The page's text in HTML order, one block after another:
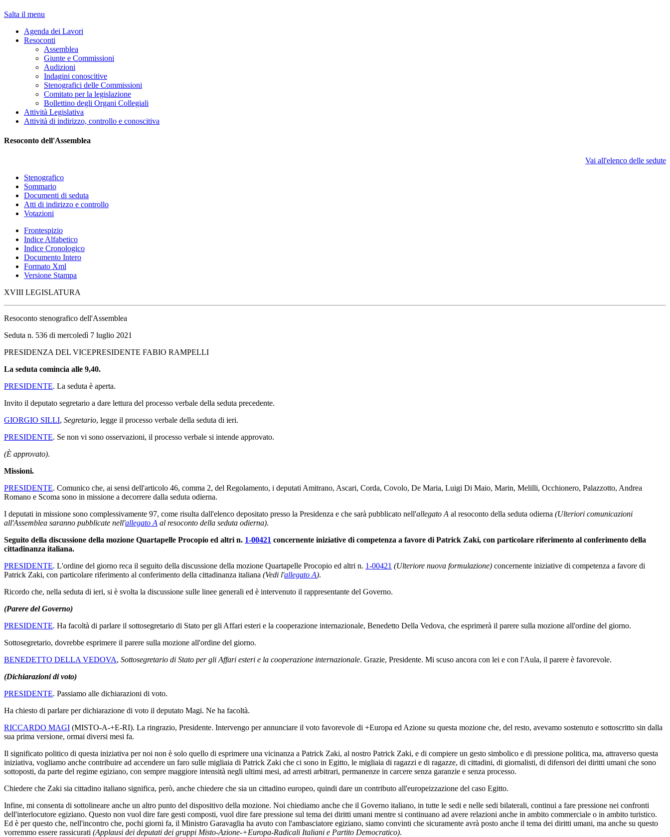
Salta il menu
Agenda dei Lavori
Resoconti
Assemblea
Giunte e Commissioni
Audizioni
Indagini conoscitive
Stenografici delle Commissioni
Comitato per la legislazione
Bollettino degli Organi Collegiali
Attività Legislativa
Attività di indirizzo, controllo e conoscitiva
Resoconto dell'Assemblea
Vai all'elenco delle sedute
Stenografico
Sommario
Documenti di seduta
Atti di indirizzo e controllo
Votazioni
Frontespizio
Indice Alfabetico
Indice Cronologico
Documento Intero
Formato Xml
Versione Stampa
XVIII LEGISLATURA
Resoconto stenografico dell'Assemblea
Seduta n. 536 di mercoledì 7 luglio 2021
PRESIDENZA DEL VICEPRESIDENTE FABIO RAMPELLI
La seduta comincia alle 9,40.
PRESIDENTE. La seduta è aperta.
Invito il deputato segretario a dare lettura del processo verbale della seduta precedente.
GIORGIO SILLI, Segretario, legge il processo verbale della seduta di ieri.
PRESIDENTE. Se non vi sono osservazioni, il processo verbale si intende approvato.
(È approvato).
Missioni.
PRESIDENTE. Comunico che, ai sensi dell'articolo 46, comma 2, del Regolamento, i deputati Amitrano, Ascari, Corda, Covolo, De Maria, Luigi Di Maio, Marin, Melilli, Occhionero, Palazzotto, Andrea
Romano e Scoma sono in missione a decorrere dalla seduta odierna.
I deputati in missione sono complessivamente 97, come risulta dall'elenco depositato presso la Presidenza e che sarà pubblicato nell'allegato A al resoconto della seduta odierna (Ulteriori comunicazioni
all'Assemblea saranno pubblicate nell'allegato A al resoconto della seduta odierna).
Seguito della discussione della mozione Quartapelle Procopio ed altri n. 1-00421 concernente iniziative di competenza a favore di Patrick Zaki, con particolare riferimento al conferimento della
cittadinanza italiana.
PRESIDENTE. L'ordine del giorno reca il seguito della discussione della mozione Quartapelle Procopio ed altri n. 1-00421 (Ulteriore nuova formulazione) concernente iniziative di competenza a favore di
Patrick Zaki, con particolare riferimento al conferimento della cittadinanza italiana (Vedi l'allegato A).
Ricordo che, nella seduta di ieri, si è svolta la discussione sulle linee generali ed è intervenuto il rappresentante del Governo.
(Parere del Governo)
PRESIDENTE. Ha facoltà di parlare il sottosegretario di Stato per gli Affari esteri e la cooperazione internazionale, Benedetto Della Vedova, che esprimerà il parere sulla mozione all'ordine del giorno.
Sottosegretario, dovrebbe esprimere il parere sulla mozione all'ordine del giorno.
BENEDETTO DELLA VEDOVA, Sottosegretario di Stato per gli Affari esteri e la cooperazione internazionale. Grazie, Presidente. Mi scuso ancora con lei e con l'Aula, il parere è favorevole.
(Dichiarazioni di voto)
PRESIDENTE. Passiamo alle dichiarazioni di voto.
Ha chiesto di parlare per dichiarazione di voto il deputato Magi. Ne ha facoltà.
RICCARDO MAGI (MISTO-A-+E-RI). La ringrazio, Presidente. Intervengo per annunciare il voto favorevole di +Europa ed Azione su questa mozione che, del resto, avevamo sostenuto e sottoscritto sin dalla
sua prima versione, ormai diversi mesi fa.
Il significato politico di questa iniziativa per noi non è solo quello di esprimere una vicinanza a Patrick Zaki, al nostro Patrick Zaki, e di compiere un gesto simbolico e di pressione politica, ma, attraverso questa
iniziativa, vogliamo anche contribuire ad accendere un faro sulle migliaia di Patrick Zaki che ci sono in Egitto, le migliaia di ragazzi e di ragazze, di cittadini, di giornalisti, di difensori dei diritti umani che sono
sottoposti, da parte del regime egiziano, con sempre maggiore intensità negli ultimi mesi, ad arresti arbitrari, permanenze in carcere senza garanzie e senza processo.
Chiedere che Zaki sia cittadino italiano significa, però, anche chiedere che sia un cittadino europeo, quindi dare un contributo all'europeizzazione del caso Egitto.
Infine, mi consenta di sottolineare anche un altro punto del dispositivo della mozione. Noi chiediamo anche che il Governo italiano, in tutte le sedi e nelle sedi bilaterali, continui a fare pressione nei confronti
dell'interlocutore egiziano. Questo non vuol dire fare gesti composti, vuol dire fare pressione sul tema dei diritti umani mentre si continuano ad avere relazioni anche in ambito commerciale o in ambito turistico.
Ed è per questo che, nell'incontro che, pochi giorni fa, il Ministro Garavaglia ha avuto con l'ambasciatore egiziano, siamo convinti che sicuramente avrà posto anche il tema dei diritti umani, ma anche su questo
vorremmo essere rassicurati (Applausi dei deputati dei gruppi Misto-Azione-+Europa-Radicali Italiani e Partito Democratico).